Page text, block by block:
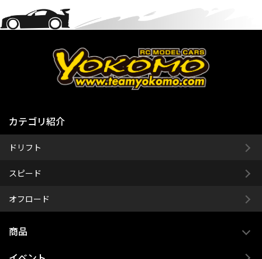
カテゴリ紹介
ドリフト
スピード
オフロード
商品